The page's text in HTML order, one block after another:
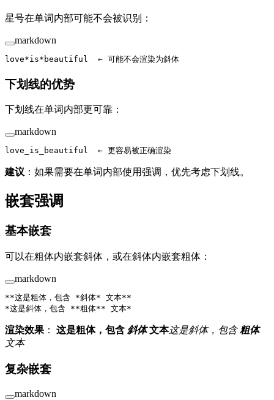
星号在单词内部可能不会被识别：
markdown
love*is* beautiful  ← 可能不会渲染为斜体
下划线的优势
下划线在单词内部更可靠：
markdown
love_is_beautiful  ← 更容易被正确渲染
建议 ：如果需要在单词内部使用强调，优先考虑下划线。
嵌套强调
基本嵌套
可以在粗体内嵌套斜体，或在斜体内嵌套粗体：
markdown
**这是粗体，包含 *斜体* 文本**
*这是斜体，包含 **粗体** 文本*
渲染效果 ： 这是粗体，包含 斜体文本这是斜体，包含粗体
文本
复杂嵌套
markdown